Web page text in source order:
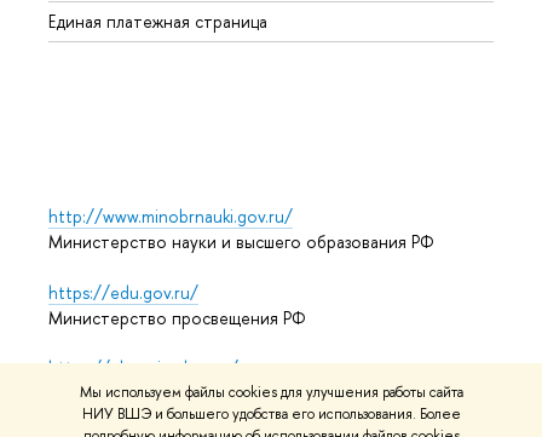
Мы используем файлы cookies для улучшения работы сайта
НИУ ВШЭ и большего удобства его использования. Более
Единая платежная страница
http://www.minobrnauki.gov.ru/
Министерство науки и высшего образования РФ
https://edu.gov.ru/
Министерство просвещения РФ
https://elearning.hse.ru/mooc
Массовые открытые онлайн-курсы